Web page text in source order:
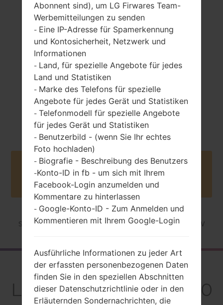
192 gramm (6.77
unzen)
nicht entfernbar
Li-Po 4000 mAh
Android 12 Snow
Cone
September, 2019
Buy accessories on Amazon
Startseite →Serie →LG G8X ThinQ →LGG850EMW
Rückblick
LGG850EMW(LMG850
Abonnent sind), um LG Firwares Team-
Werbemitteilungen zu senden
- Eine IP-Adresse für Spamerkennung
und Kontosicherheit, Netzwerk und
Informationen
- Land, für spezielle Angebote für jedes
Land und Statistiken
- Marke des Telefons für spezielle
Angebote für jedes Gerät und Statistiken
- Telefonmodell für spezielle Angebote
für jedes Gerät und Statistiken
- Benutzerbild - (wenn Sie Ihr echtes
Foto hochladen)
- Biografie - Beschreibung des Benutzers
-Konto-ID in fb - um sich mit Ihrem
Facebook-Login anzumelden und
Kommentare zu hinterlassen
- Google-Konto-ID - Zum Anmelden und
Kommentieren mit Ihrem Google-Login
Ausführliche Informationen zu jeder Art
der erfassten personenbezogenen Daten
finden Sie in den speziellen Abschnitten
dieser Datenschutzrichtlinie oder in den
Erläuternden Sondernachrichten, die